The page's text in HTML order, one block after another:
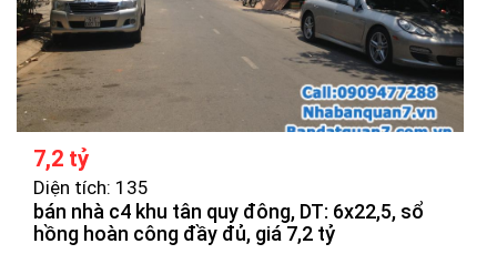
7,2 tỷ
Diện tích: 135
bán nhà c4 khu tân quy đông, DT: 6x22,5, sổ
hồng hoàn công đầy đủ, giá 7,2 tỷ